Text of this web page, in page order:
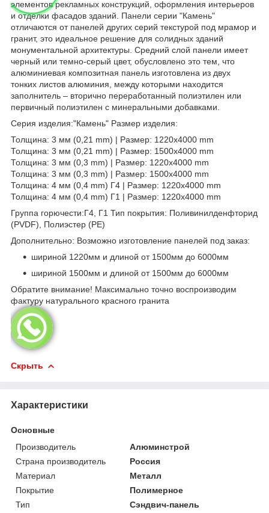
элементов рекламных конструкций, оформления интерьеров
и отделки фасадов зданий. Панели серии "Камень"
отличаются от панелей других серий текстурой под мрамор и
гранит, это идеальное решение для солидных зданий
монументальной архитектуры. Средний слой панели имеет
черный или темно-серый цвет, обусловлено это тем, что
алюминиевая композитная панель изготовлена из двух
тонких листов алюминия, между которыми находится
заполнитель – вторично переработанный полиэтилен или
первичный полиэтилен с минеральными добавками.
Серия изделия:"Камень" Размер изделия:
Толщина: 3 мм (0,21 mm) | Размер: 1220х4000 mm
Толщина: 3 мм (0,21 mm) | Размер: 1500х4000 mm
Толщина: 3 мм (0,3 mm) | Размер: 1220х4000 mm
Толщина: 3 мм (0,3 mm) | Размер: 1500х4000 mm
Толщина: 4 мм (0,4 mm) Г4 | Размер: 1220х4000 mm
Толщина: 4 мм (0,4 mm) Г1 | Размер: 1220х4000 mm
Группа горючести:Г4, Г1 Тип покрытия: Поливинилденфторид
(PVDF), Полиэстер (РЕ)
Дополнительно: Возможно изготовление панелей под заказ:
шириной 1220мм и длиной от 1500мм до 6000мм
шириной 1500мм и длиной от 1500мм до 6000мм
Обратите внимание! Максимально точно воспроизводим
фактуру натурального красного гранита
Скрыть
Характеристики
Основные
Производитель
Алюминстрой
Страна производитель
Россия
Материал
Металл
Покрытие
Полимерное
Тип
Сэндвич-панель